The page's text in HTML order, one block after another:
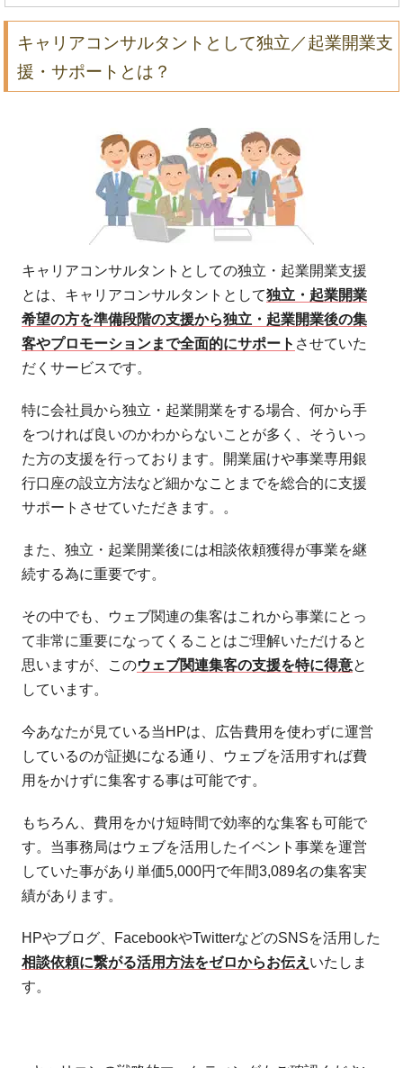
キャリアコンサルタントとして独立／起業開業支
援・サポートとは？
キャリアコンサルタントとしての独立・起業開業支援
とは、キャリアコンサルタントとして独立・起業開業
希望の方を準備段階の支援から独立・起業開業後の集
客やプロモーションまで全面的にサポート させていた
だくサービスです。
特に会社員から独立・起業開業をする場合、何から手
をつければ良いのかわからないことが多く、そういっ
た方の支援を行っております。開業届けや事業専用銀
行口座の設立方法など細かなことまでを総合的に支援
サポートさせていただきます。。
また、独立・起業開業後には相談依頼獲得が事業を継
続する為に重要です。
その中でも、ウェブ関連の集客はこれから事業にとっ
て非常に重要になってくることはご理解いただけると
思いますが、このウェブ関連集客の支援を特に得意と
しています。
今あなたが見ている当HPは、広告費用を使わずに運営
しているのが証拠になる通り、ウェブを活用すれば費
用をかけずに集客する事は可能です。
もちろん、費用をかけ短時間で効率的な集客も可能で
す。当事務局はウェブを活用したイベント事業を運営
していた事があり単価5,000円で年間3,089名の集客実
績があります。
HPやブログ、FacebookやTwitterなどのSNSを活用した
相談依頼に繋がる活用方法をゼロからお伝え いたしま
す。